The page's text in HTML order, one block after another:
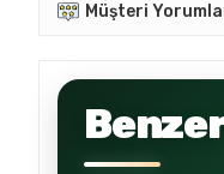
Müşteri